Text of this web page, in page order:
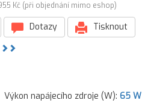
Kč (při objednání mimo eshop)
Dotazy Tisknout
Výkon napájecího zdroje (W): 65 W